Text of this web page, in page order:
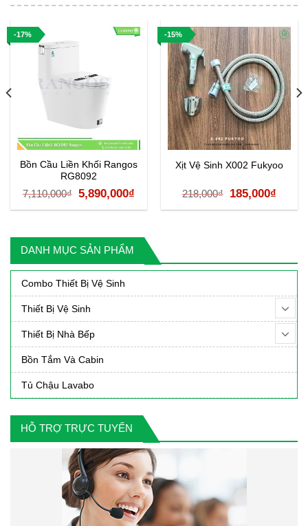
DANH MỤC SẢN PHẨM
Combo Thiết Bị Vệ Sinh
Thiết Bị Vệ Sinh
Thiết Bị Nhà Bếp
Bồn Tắm Và Cabin
Tủ Chậu Lavabo
HỖ TRỢ TRỰC TUYẾN
-17%
Bồn Cầu Liền Khối Rangos
RG8092
7,110,000₫ Giá
gốc
7,110,000₫.
5,890,000₫
hiện
là:
5,890,000₫.
-15%
Xịt Vệ Sinh X002 Fukyoo
218,000₫
Giá
gốc
185,000₫
hiện